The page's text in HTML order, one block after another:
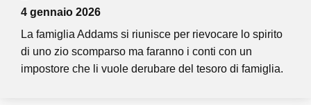
4 gennaio 2026
La famiglia Addams si riunisce per rievocare lo spirito
di uno zio scomparso ma faranno i conti con un
impostore che li vuole derubare del tesoro di famiglia.